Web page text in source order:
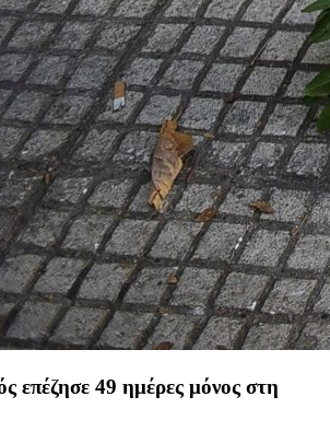
επέζησε 49 ημέρες μόνος στη